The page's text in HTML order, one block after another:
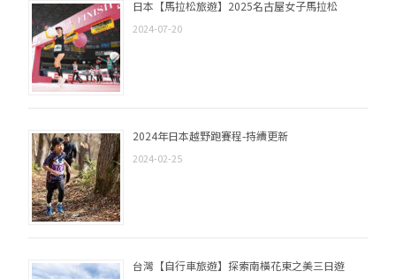
日本【馬拉松旅遊】2025名古屋女子馬拉松
2024-07-20
2024年日本越野跑賽程-持續更新
2024-02-25
台灣【自行車旅遊】探索南橫花東之美三日遊